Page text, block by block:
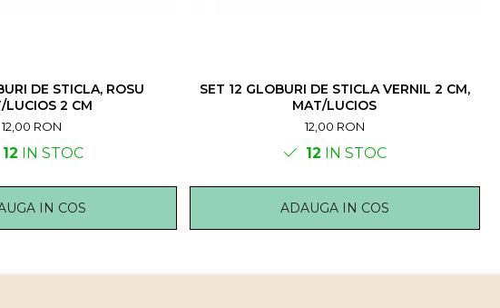
DE STICLA, ROSU
LUCIOS 2 CM
12,00 RON
12 IN STOC
IN COS
SET 12 GLOBURI DE STICLA VERNIL 2 CM,
MAT/LUCIOS
12,00 RON
12 IN STOC
ADAUGA IN COS